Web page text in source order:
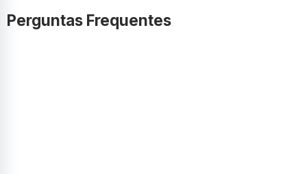
Perguntas Frequentes